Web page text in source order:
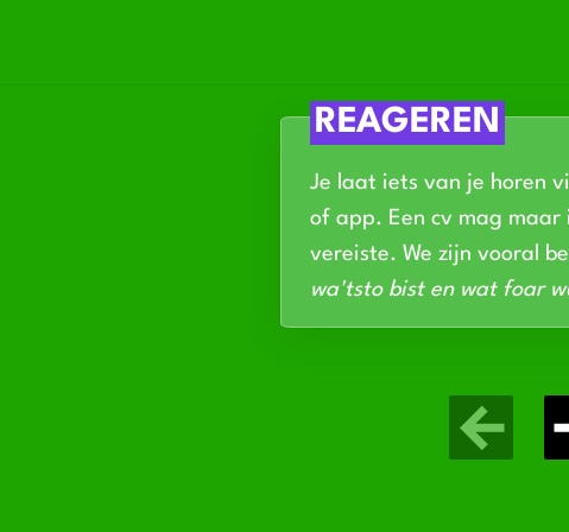
REAGEREN
Je laat iets van je horen
of app. Een cv mag maar
vereiste. We zijn vooral
wa'tsto bist en wat foar